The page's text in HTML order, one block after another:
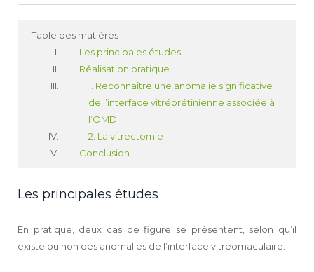
Table des matières
Les principales études
Réalisation pratique
1. Reconnaître une anomalie significative
de l’interface vitréorétinienne associée à
l’OMD
2. La vitrectomie
Conclusion
Les principales études
En pratique, deux cas de figure se présentent, selon qu’il
existe ou non des anomalies de l’interface vitréomaculaire.